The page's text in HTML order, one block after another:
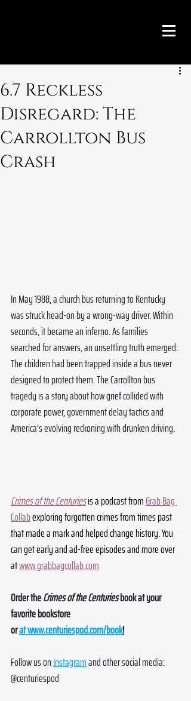
6.7 Reckless
Disregard: The
Carrollton Bus
Crash
In May 1988, a church bus returning to Kentucky
was struck head-on by a wrong-way driver. Within
seconds, it became an inferno. As families
searched for answers, an unsettling truth emerged:
The children had been trapped inside a bus never
designed to protect them. The Carrollton bus
tragedy is a story about how grief collided with
corporate power, government delay tactics and
America’s evolving reckoning with drunken driving.
Crimes of the Centuries is a podcast from Grab Bag
Collab exploring forgotten crimes from times past
that made a mark and helped change history. You
can get early and ad-free episodes and more over
at www.grabbagcollab.com
Order the Crimes of the Centuries book at your
favorite bookstore
or at www.centuriespod.com/book!
Follow us on Instagram and other social media:
@centuriespod